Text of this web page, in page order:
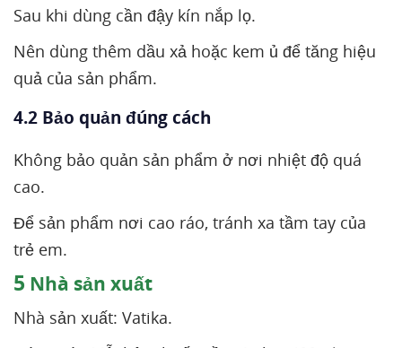
Sau khi dùng cần đậy kín nắp lọ.
Nên dùng thêm dầu xả hoặc kem ủ để tăng hiệu
quả của sản phẩm.
4.2 Bảo quản đúng cách
Không bảo quản sản phẩm ở nơi nhiệt độ quá
cao.
Để sản phẩm nơi cao ráo, tránh xa tầm tay của
trẻ em.
5 Nhà sản xuất
Nhà sản xuất: Vatika.